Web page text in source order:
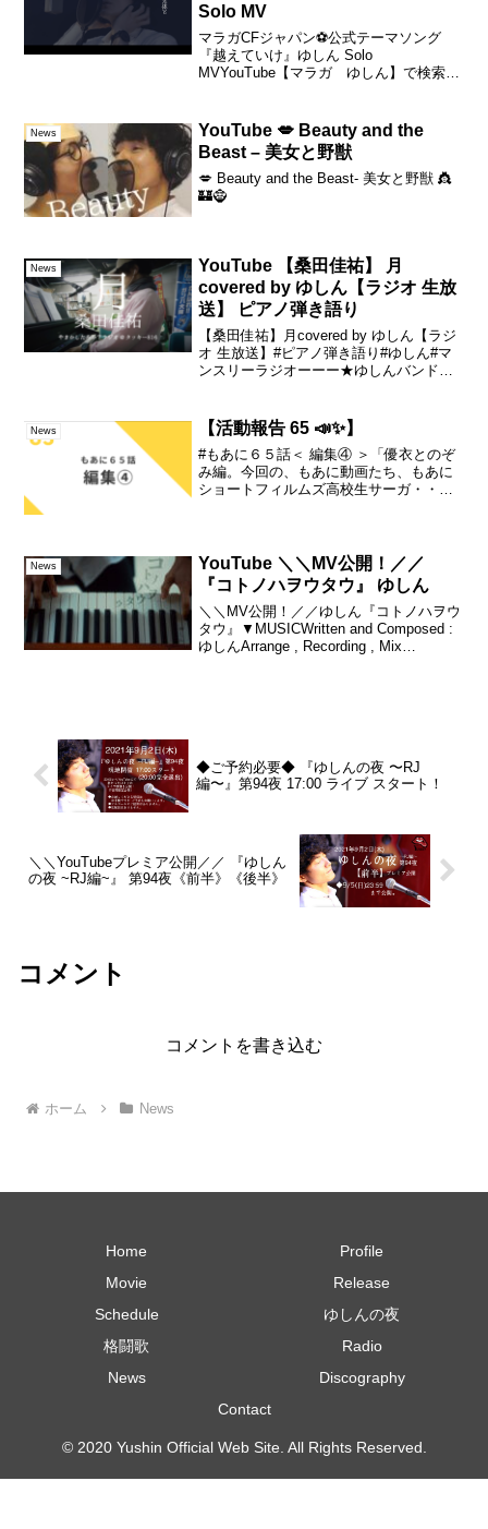
Solo MV
マラガCFジャパン⚽️公式テーマソング
『越えていけ』ゆしん Solo
MVYouTube【マラガ ゆしん】で検索🔎
った経緯も動画として残っていますの
で、ぜひ▼チーム...
News
YouTube 💋 Beauty and the
Beast – 美女と野獣
💋 Beauty and the Beast- 美女と野獣 👸
🏰🧌
News
YouTube 【桑田佳祐】 月
covered by ゆしん【ラジオ 生放
送】 ピアノ弾き語り
【桑田佳祐】月covered by ゆしん【ラジ
オ 生放送】#ピアノ弾き語り#ゆしん#マ
ンスリーラジオーーー★ゆしんバンドワ
18 : 00 open /...
News 【活動報告 65 📣✨】
#もあに６５話＜ 編集④ ＞「優衣とのぞ
み編。今回の、もあに動画たち、もあに
ショートフィルムズ高校生サーガ・・の
ました ｡.✩...
News
YouTube ＼＼MV公開！／／
『コトノハヲウタウ』 ゆしん
＼＼MV公開！／／ゆしん『コトノハヲウ
タウ』▼MUSICWritten and Composed :
ゆしんArrange , Recording , Mix
◆ご予約必要◆ 『ゆしんの夜 〜RJ
編〜』第94夜 17:00 ライブ スタート！
＼＼YouTubeプレミア公開／／ 『ゆしん
の夜 ~RJ編~』 第94夜《前半》《後半》
コメント
コメントを書き込む
ホーム News
Home
Profile
Movie
Release
Schedule
ゆしんの夜
格闘歌
Radio
News
Discography
Contact
© 2020 Yushin Official Web Site. All Rights Reserved.